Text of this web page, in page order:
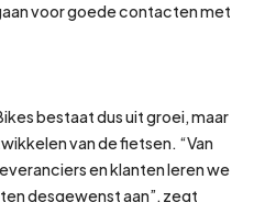
voor goede contacten met
bestaat dus uit groei, maar
van de fietsen. “Van
en klanten leren we
desgewenst aan”, zegt